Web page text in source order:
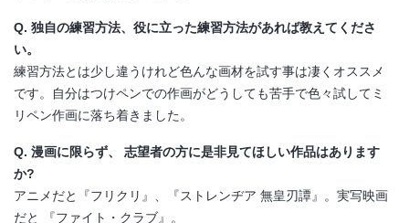
Q. 独自の練習方法、役に立った練習方法があれば教えてくださ
い。
練習方法とは少し違うけれど色んな画材を試す事は凄くオススメ
です。自分はつけペンでの作画がどうしても苦手で色々試してミ
リペン作画に落ち着きました。
Q. 漫画に限らず、 志望者の方に是非見てほしい作品はあります
か?
アニメだと『フリクリ』、『ストレンヂア 無皇刃譚』。実写映画
だと 『ファイト・クラブ』。